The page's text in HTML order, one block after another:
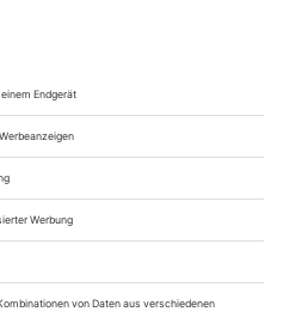
riskant, denn die 19 Lieder
umkreisen die immer
Da droht Monotonie.
Requisiten bald
Haus
das Staatstheater Darmstadt ein